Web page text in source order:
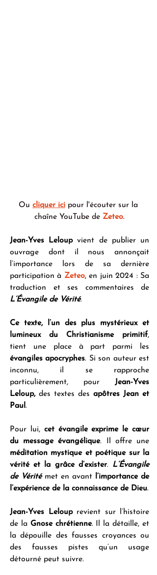
Ou cliquer ici pour l'écouter sur la
chaîne YouTube de Zeteo.
Jean-Yves Leloup vient de publier un
ouvrage dont il nous annonçait
l’importance lors de sa dernière
participation à Zeteo, en juin 2024 : Sa
L’Évangile de Vérité.
Ce texte, l’un des plus mystérieux et
lumineux du Christianisme primitif,
évangiles apocryphes. Si son auteur est
inconnu, il se rapproche
particulièrement, pour Jean-Yves
Leloup, des textes des apôtres Jean et
Paul .
Pour lui, cet évangile exprime le cœur
du message évangélique
méditation mystique et poétique sur la
vérité et la grâce d’exister. L’Évangile
de Vérité met en avant
l’importance de
l’expérience de la connaissance de Dieu.
Jean-Yves Leloup revient sur l’histoire
de la Gnose chrétienne. Il la détaille, et
la dépouille des fausses croyances ou
des fausses pistes qu’un usage
détourné peut suivre.